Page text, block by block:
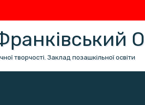
творчості. Заклад позашкільної освіти